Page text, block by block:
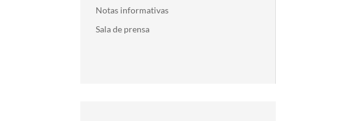
Notas informativas
Sala de prensa